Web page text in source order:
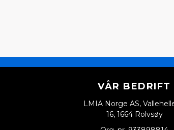
VÅR BEDRIFT
LMIA Norge AS,
16, 1664 Rolvsøy